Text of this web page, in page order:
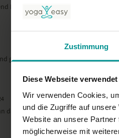
Zustimmung
Diese Webseite
Wir verwenden Cookies,
und die Zugriffe auf
Website an unsere
möglicherweise mit
Dank❣️
gedreht, evtl. Balance) finde ich sehr
da so durch? Verstehe auch nicht,